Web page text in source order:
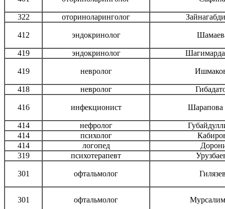
322 оториноларинголог
412 эндокринолог
419 эндокринолог
419 невролог
418 невролог
416 инфекционист Шарапова
414 нефролог
414
психолог
414
логопед
319
психотерапевт
301 офтальмолог
301 офтальмолог